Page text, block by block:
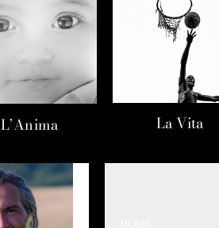
L’Anima La Vita